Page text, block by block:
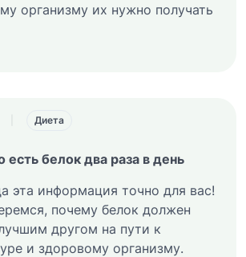
организму их нужно получать
Диета
белок два раза в день
эта информация точно для вас!
почему белок должен
другом на пути к
и здоровому организму.